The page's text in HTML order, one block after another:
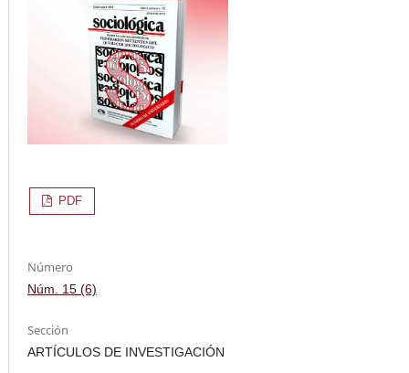
PDF
Número
Núm. 15 (6)
Sección
ARTÍCULOS DE INVESTIGACIÓN